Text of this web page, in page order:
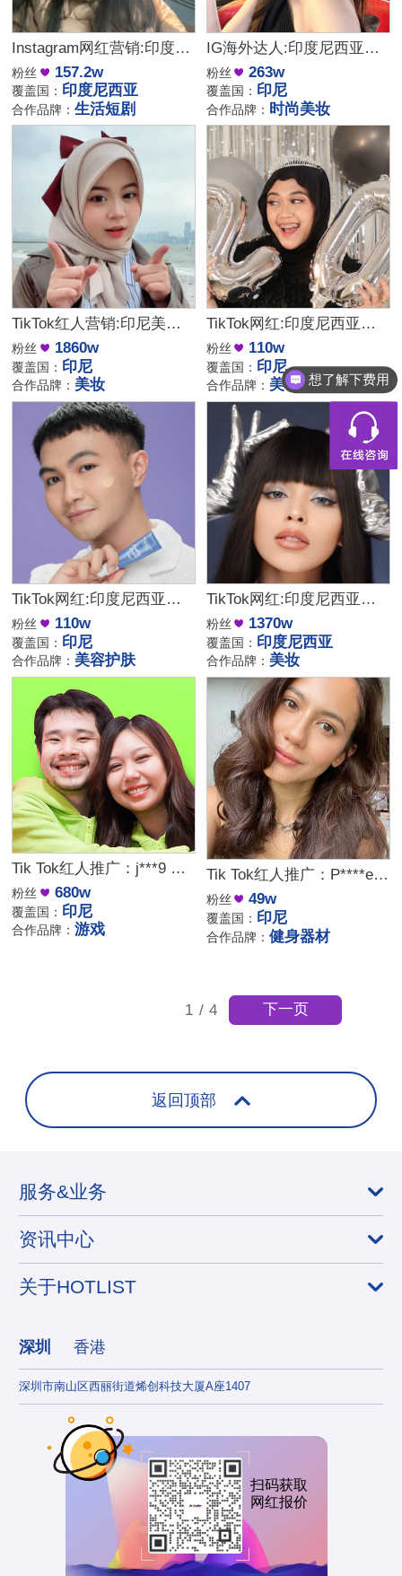
Instagram网红营销:印度尼西亚生活短剧类推广博主
粉丝 157.2w
覆盖国： 印度尼西亚
合作品牌：生活短剧
IG海外达人:印度尼西亚的时尚美妆与生活类博主
粉丝 263w
覆盖国： 印尼
合作品牌： 时尚美妆
TikTok红人营销:印尼美妆护肤头部大型网红博主
粉丝 1860w
覆盖国： 印尼
合作品牌： 美妆
TikTok网红:印度尼西亚美妆时尚Vlog博主
粉丝 110w
覆盖国： 印尼
合作品牌： 美妆
TikTok网红:印度尼西亚美容护肤测评网红达人
粉丝 110w
覆盖国： 印尼
合作品牌： 美容护肤
TikTok网红:印度尼西亚的美妆护肤博主合作
粉丝 1370w
覆盖国： 印度尼西亚
合作品牌： 美妆
Tik Tok红人推广：j***9 ｜印尼 情侣
粉丝 680w
覆盖国： 印尼
合作品牌：游戏
Tik Tok红人推广：P****e｜印尼 运动
粉丝 49w
覆盖国： 印尼
合作品牌：健身器材
1 / 4 下一页
返回顶部
服务&业务
资讯中心
关于HOTLIST
深圳 香港
深圳市南山区西丽街道烯创科技大厦A座1407
扫码获取
网红报价
想了解下费用